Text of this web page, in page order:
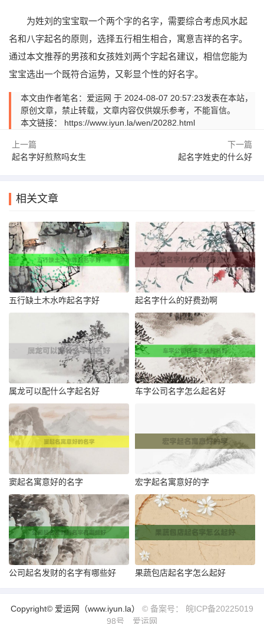
为姓刘的宝宝取一个两个字的名字，需要综合考虑风水起
名和八字起名的原则，选择五行相生相合，寓意吉祥的名字。
通过本文推荐的男孩和女孩姓刘两个字起名建议，相信您能为
宝宝选出一个既符合运势，又彰显个性的好名字。
本文由作者笔名：爱运网 于 2024-08-07 20:57:23发表在本站，
原创文章，禁止转载，文章内容仅供娱乐参考，不能盲信。
本文链接： https://www.iyun.la/wen/20282.html
上一篇
起名字好煎熬吗女生
下一篇
起名字姓史的什么好
相关文章
五行缺土木水咋起名字好 起名字什么的好费劲啊
属龙可以配什么字起名好 车字公司名字怎么起名好
窦起名寓意好的名字 宏字起名寓意好的字
公司起名发财的名字有哪些好 果蔬包店起名字怎么起好
Copyright© 爱运网（www.iyun.la） © 备案号： 皖ICP备20225019
98号
爱运网